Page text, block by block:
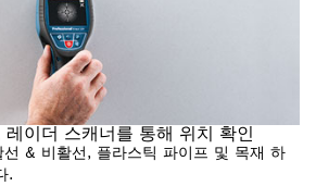
이더 스캐너를 통해 위치 확인
& 비활선, 플라스틱 파이프 및 목재 하
.